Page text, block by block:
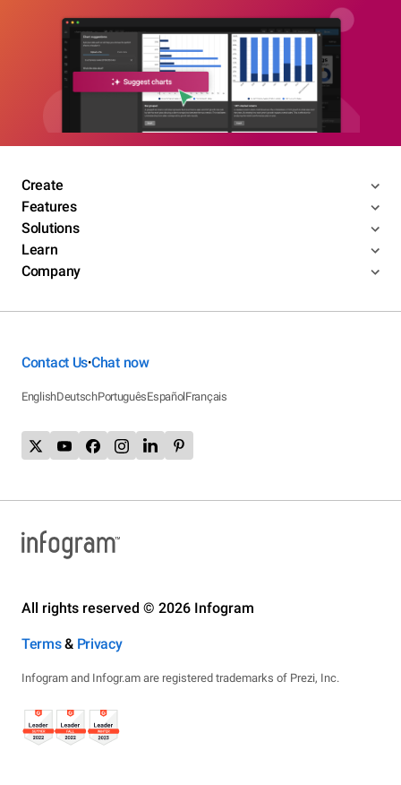
Create
Features
Solutions
Learn
Company
Contact Us•Chat now
EnglishDeutschPortuguêsEspañolFrançais
All rights reserved © 2026 Infogram
Terms& Privacy
Infogram and Infogr.am are registered trademarks of Prezi, Inc.